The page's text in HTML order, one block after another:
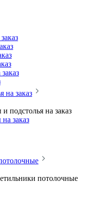
на заказ
подстолья на заказ
заказ
потолочные